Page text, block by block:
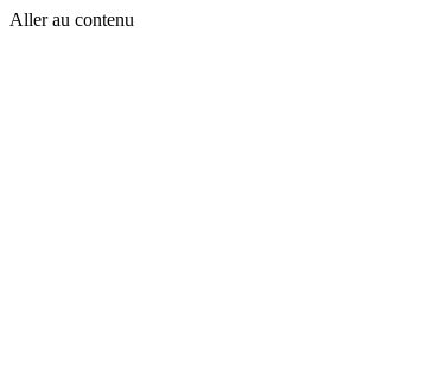
Aller au contenu